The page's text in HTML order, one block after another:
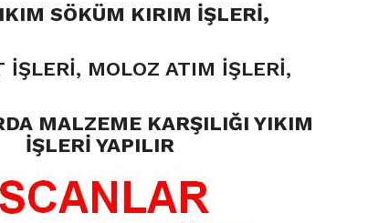
SÖKÜM KIRIM İŞLERİ,
İŞLERİ, MOLOZ ATIM İŞLERİ,
MALZEME KARŞILIĞI YIKIM
İŞLERİ YAPILIR